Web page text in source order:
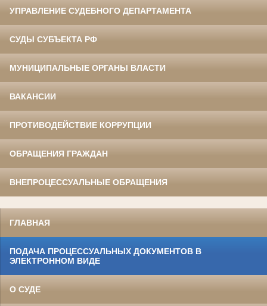
УПРАВЛЕНИЕ СУДЕБНОГО ДЕПАРТАМЕНТА
СУДЫ СУБЪЕКТА РФ
МУНИЦИПАЛЬНЫЕ ОРГАНЫ ВЛАСТИ
ВАКАНСИИ
ПРОТИВОДЕЙСТВИЕ КОРРУПЦИИ
ОБРАЩЕНИЯ ГРАЖДАН
ВНЕПРОЦЕССУАЛЬНЫЕ ОБРАЩЕНИЯ
ГЛАВНАЯ
ПОДАЧА ПРОЦЕССУАЛЬНЫХ ДОКУМЕНТОВ В
ЭЛЕКТРОННОМ ВИДЕ
О СУДЕ